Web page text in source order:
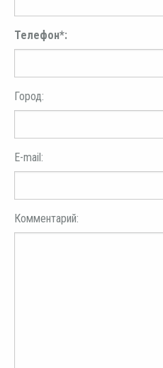
Телефон*:
Город:
E-mail:
Комментарий: